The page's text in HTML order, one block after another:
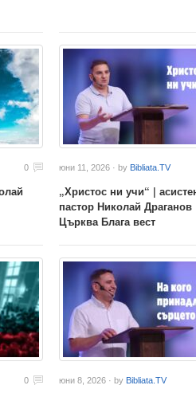
0 юни 11, 2026 · by Bibliata.TV
„Христос ни учи“ |
пастор Николай Драганов
Църква Блага вест
0 юни 8, 2026 · by Bibliata.TV